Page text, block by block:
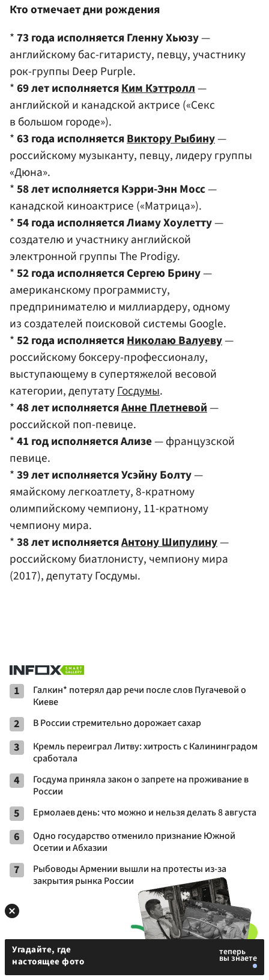
Кто отмечает дни рождения
*73 года исполняется Гленну Хьюзу—
английскому бас-гитаристу, певцу, участнику
рок-группы Deep Purple.
*69 лет исполняетсяКим Кэттролл—
английской и канадской актрисе («Секс
в большом городе»).
*63 года исполняетсяВиктору Рыбину—
российскому музыканту, певцу, лидеру группы
«Дюна».
*58 лет исполняется Кэрри-Энн Мосс—
канадской киноактрисе («Матрица»).
*54 года исполняется Лиаму Хоулетту—
создателю и участнику английской
электронной группы The Prodigy.
*52 года исполняется Сергею Брину—
американскому программисту,
предпринимателю и миллиардеру, одному
из создателей поисковой системы Google.
*52 года исполняетсяНиколаю Валуеву—
российскому боксеру-профессионалу,
выступающему в супертяжелой весовой
категории, депутатуГосдумы.
*48 лет исполняетсяАнне Плетневой—
российской поп-певице.
*41 год исполняется Ализе— французской
певице.
*39 лет исполняется Усэйну Болту—
ямайскому легкоатлету, 8-кратному
олимпийскому чемпиону, 11-кратному
чемпиону мира.
*38 лет исполняетсяАнтону Шипулину—
российскому биатлонисту, чемпиону мира
(2017), депутату Госдумы.
1
Галкин* потерял дар речи после слов Пугачевой о
Киеве
2 В России стремительно дорожает сахар
3
Кремль переиграл Литву: хитрость с Калининградом
сработала
4
Госдума приняла закон о запрете на проживание в
России
5 Ермолаев день: что можно и нельзя делать 8 августа
6
Одно государство отменило признание Южной
Осетии и Абхазии
7
Рыбоводы Армении вышли на протесты из-за
закрытия рынка России
Угадайте, где
настоящее фото